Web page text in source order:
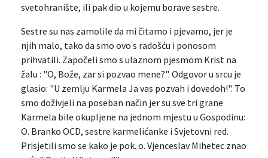
svetohranište, ili pak dio u kojemu borave sestre.
Sestre su nas zamolile da mi čitamo i pjevamo, jer je
njih malo, tako da smo ovo s radošću i ponosom
prihvatili. Započeli smo s ulaznom pjesmom Krist na
žalu : "O, Bože, zar si pozvao mene?". Odgovor u srcu je
glasio: "U zemlju Karmela Ja vas pozvah i dovedoh!". To
smo doživjeli na poseban način jer su sve tri grane
Karmela bile okupljene na jednom mjestu u Gospodinu:
O. Branko OCD, sestre karmelićanke i Svjetovni red.
Prisjetili smo se kako je pok. o. Vjenceslav Mihetec znao